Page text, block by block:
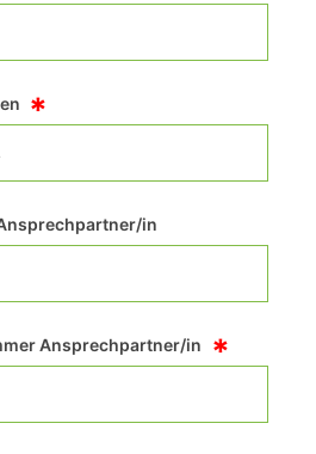
*
in
Ansprechpartner/in *